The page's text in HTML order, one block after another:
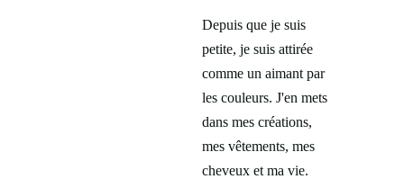
Depuis que je suis
petite, je suis attirée
comme un aimant par
les couleurs. J'en mets
dans mes créations,
mes vêtements, mes
cheveux et ma vie.